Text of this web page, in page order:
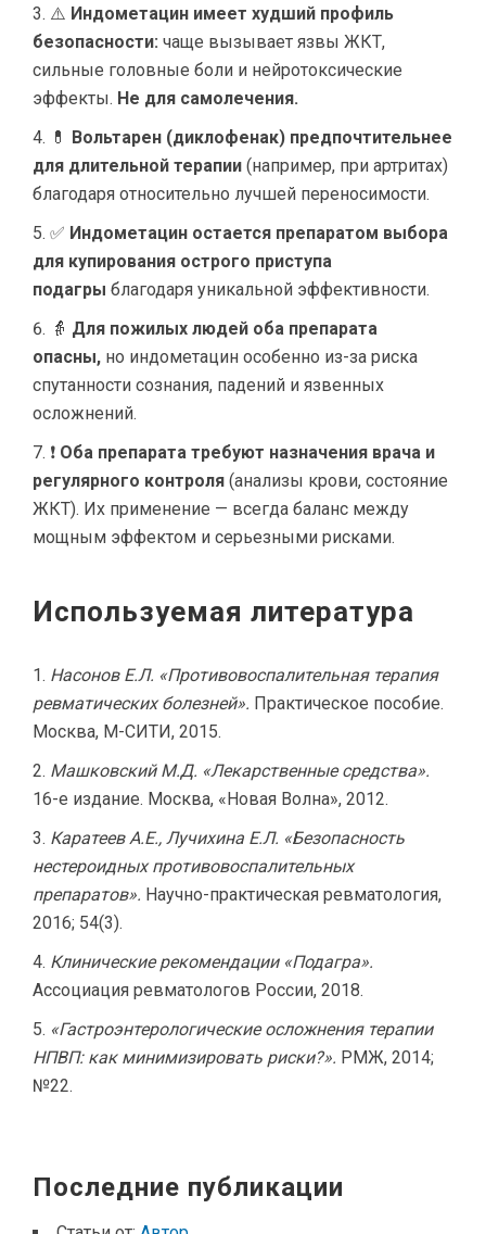
⚠️ Индометацин имеет худший профиль
безопасности: чаще вызывает язвы ЖКТ,
сильные головные боли и нейротоксические
эффекты. Не для самолечения.
💊 Вольтарен (диклофенак) предпочтительнее
для длительной терапии (например, при артритах)
благодаря относительно лучшей переносимости.
✅ Индометацин остается препаратом выбора
для купирования острого приступа
подагры благодаря уникальной эффективности.
👵 Для пожилых людей оба препарата
опасны, но индометацин особенно из-за риска
спутанности сознания, падений и язвенных
осложнений.
❗ Оба препарата требуют назначения врача и
регулярного контроля (анализы крови, состояние
ЖКТ). Их применение — всегда баланс между
мощным эффектом и серьезными рисками.
Используемая литература
Насонов Е.Л. «Противовоспалительная терапия
ревматических болезней». Практическое пособие.
Москва, М-СИТИ, 2015.
Машковский М.Д. «Лекарственные средства».
16-е издание. Москва, «Новая Волна», 2012.
Каратеев А.Е., Лучихина Е.Л. «Безопасность
нестероидных противовоспалительных
препаратов». Научно-практическая ревматология,
2016; 54(3).
Клинические рекомендации «Подагра».
Ассоциация ревматологов России, 2018.
«Гастроэнтерологические осложнения терапии
НПВП: как минимизировать риски?». РМЖ, 2014;
№22.
Последние публикации